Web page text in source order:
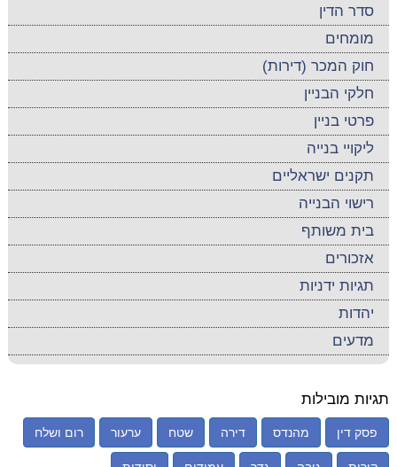
סדר הדין
מומחים
חוק המכר (דירות)
חלקי הבניין
פרטי בניין
ליקויי בנייה
תקנים ישראליים
רישוי הבנייה
בית משותף
אזכורים
תגיות ידניות
יהדות
מדעים
תגיות מובילות
פסק דין מהנדס דירה שטח ערעור רום ושלח